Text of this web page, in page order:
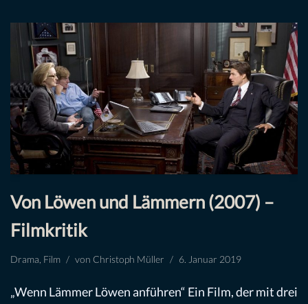
Von Löwen und Lämmern (2007) –
Filmkritik
Drama Film von Christoph Müller 6. Januar 2019
„Wenn Lämmer Löwen anführen“ Ein Film, der mit drei